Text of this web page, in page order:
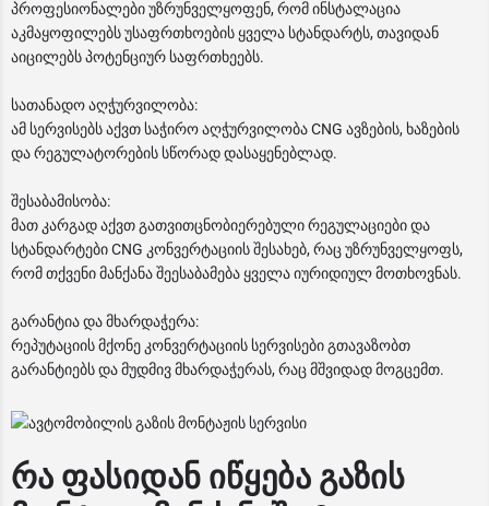
პროფესიონალები უზრუნველყოფენ, რომ ინსტალაცია
აკმაყოფილებს უსაფრთხოების ყველა სტანდარტს, თავიდან
აიცილებს პოტენციურ საფრთხეებს.
სათანადო აღჭურვილობა:
ამ სერვისებს აქვთ საჭირო აღჭურვილობა CNG ავზების, ხაზების
და რეგულატორების სწორად დასაყენებლად.
შესაბამისობა:
მათ კარგად აქვთ გათვითცნობიერებული რეგულაციები და
სტანდარტები CNG კონვერტაციის შესახებ, რაც უზრუნველყოფს,
რომ თქვენი მანქანა შეესაბამება ყველა იურიდიულ მოთხოვნას.
გარანტია და მხარდაჭერა:
რეპუტაციის მქონე კონვერტაციის სერვისები გთავაზობთ
გარანტიებს და მუდმივ მხარდაჭერას, რაც მშვიდად მოგცემთ.
რა ფასიდან იწყება გაზის